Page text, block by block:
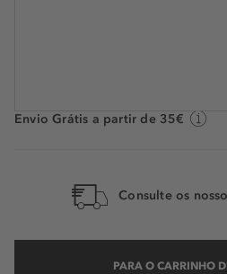
Envio Grátis a partir de 35€
Consulte os
PARA O CARRINHO